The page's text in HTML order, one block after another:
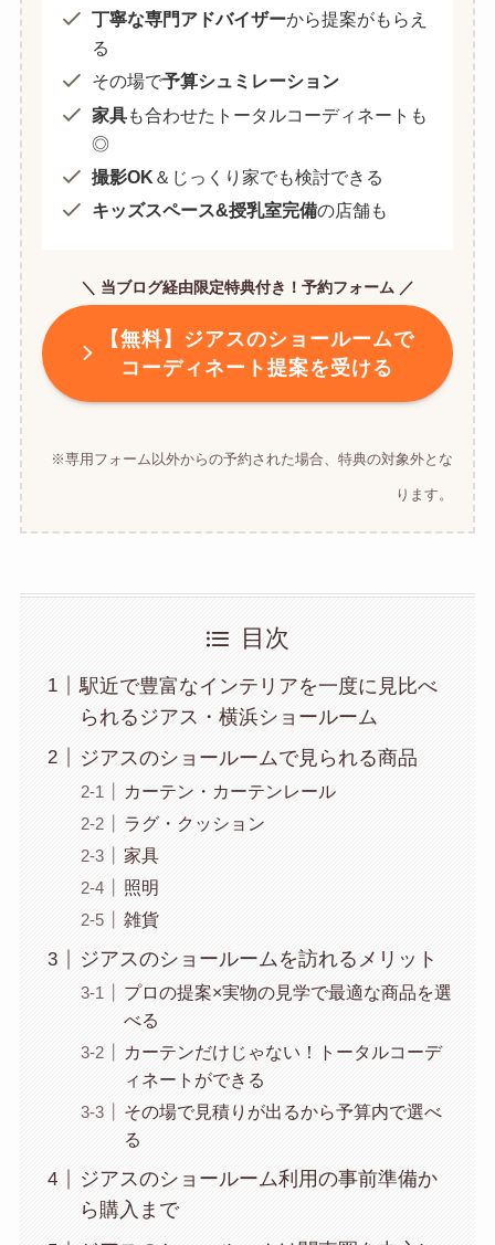
丁寧な専門アドバイザーから提案がもらえ
る
その場で予算シュミレーション
家具も合わせたトータルコーディネートも
◎
撮影OK ＆じっくり家でも検討できる
キッズスペース&授乳室完備の店舗も
＼ 当ブログ経由限定特典付き！予約フォーム ／
【無料】ジアスのショールームで
コーディネート提案を受ける
※専用フォーム以外からの予約された場合、特典の対象外とな
ります。
目次
駅近で豊富なインテリアを一度に見比べ
られるジアス・横浜ショールーム
ジアスのショールームで見られる商品
カーテン・カーテンレール
ラグ・クッション
家具
照明
雑貨
ジアスのショールームを訪れるメリット
プロの提案×実物の見学で最適な商品を選
べる
カーテンだけじゃない！トータルコーデ
ィネートができる
その場で見積りが出るから予算内で選べ
る
ジアスのショールーム利用の事前準備か
ら購入まで